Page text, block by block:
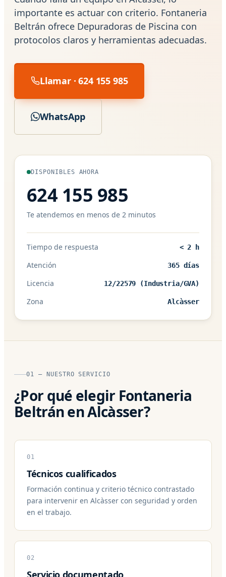
importante es actuar con criterio. Fontaneria
Beltrán ofrece Depuradoras de Piscina con
protocolos claros y herramientas adecuadas.
Llamar · 624 155 985
WhatsApp
DISPONIBLES AHORA
624 155 985
Te atendemos en menos de 2 minutos
Tiempo de respuesta < 2 h
Atención 365 días
Licencia 12/22579 (Industria/GVA)
Zona Alcàsser
01 — NUESTRO SERVICIO
¿Por qué elegir Fontaneria
Beltrán en Alcàsser?
01
Técnicos cualificados
Formación continua y criterio técnico contrastado
para intervenir en Alcàsser con seguridad y orden
en el trabajo.
02
Servicio documentado